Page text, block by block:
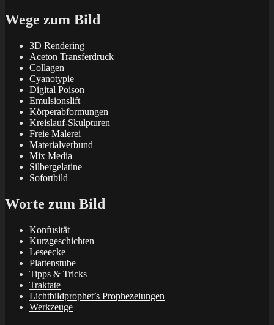
Wege zum Bild
3D Rendering
Aceton Transferdruck
Collagen
Cyanotypie
Digital Poison
Emulsionslift
Körperabformungen
Kreislauf-Skulpturen
Freie Malerei
Materialverbund
Mix Media
Silbergelatine
Sofortbild
Worte zum Bild
Konfusität
Kurzgeschichten
Leseecke
Plattenstube
Tipps & Tricks
Traktate
Lichtbildprophet’s Prophezeiungen
Werkzeuge